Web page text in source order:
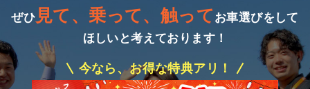
ぜひ 見て、乗って、触って お車選びをして
ほしいと考えております！
今なら、お得な特典アリ！